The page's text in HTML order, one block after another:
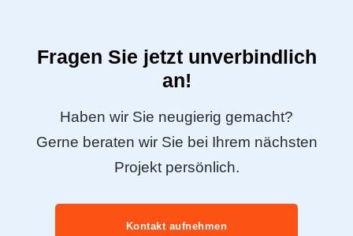
Fragen Sie jetzt unverbindlich
an!
Haben wir Sie neugierig gemacht?
Gerne beraten wir Sie bei Ihrem nächsten
Projekt persönlich.
Kontakt aufnehmen